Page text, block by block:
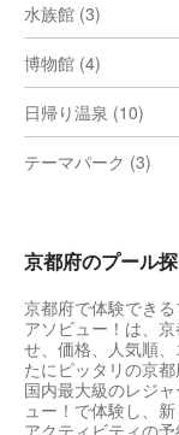
水族館 (3)
博物館 (4)
日帰り温泉 (10)
テーマパーク (3)
京都府のプール
京都府で体験できる
アソビュー！は、
せ、価格、人気順
たにピッタリの京
国内最大級のレジ
ュー！で体験し、
アクティビティの